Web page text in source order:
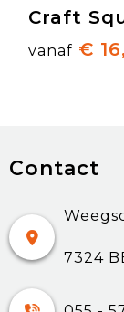
Craft
vanaf €
Contact
7324